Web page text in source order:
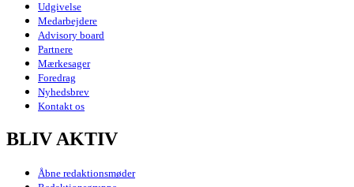
Udgivelse
Medarbejdere
Advisory board
Partnere
Mærkesager
Foredrag
Nyhedsbrev
Kontakt os
BLIV AKTIV
Åbne redaktionsmøder